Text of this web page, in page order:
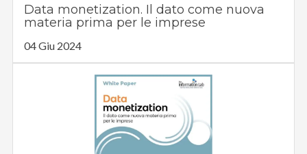
Data monetization. Il dato come nuova
materia prima per le imprese
04 Giu 2024